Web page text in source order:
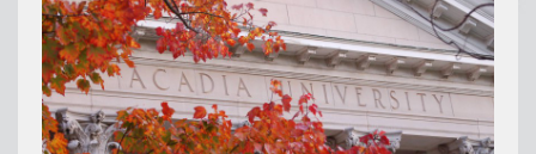
khuôn viên trường.Xem thêm